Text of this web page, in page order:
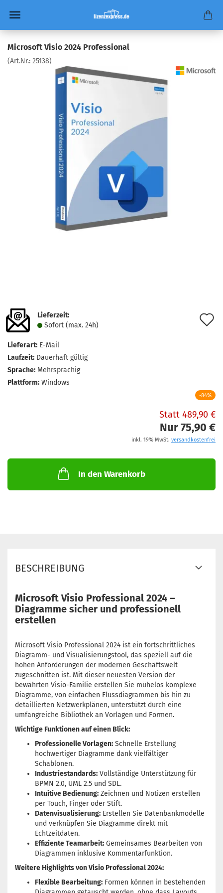
Microsoft Visio 2024 Professional
(Art.Nr.: 25138)
Lieferzeit:
Sofort (max. 24h)
Lieferart: E-Mail
Laufzeit: Dauerhaft gültig
Sprache: Mehrsprachig
Plattform: Windows
-84%
Statt 489,90 €
Nur 75,90 €
inkl. 19% MwSt. versandkostenfrei
In den Warenkorb
BESCHREIBUNG
Microsoft Visio Professional 2024 –
Diagramme sicher und professionell
erstellen
Microsoft Visio Professional 2024 ist ein fortschrittliches
Diagramm- und Visualisierungstool, das speziell auf die
hohen Anforderungen der modernen Geschäftswelt
zugeschnitten ist. Mit dieser neuesten Version der
bewährten Visio-Familie erstellen Sie mühelos komplexe
Diagramme, von einfachen Flussdiagrammen bis hin zu
detaillierten Netzwerkplänen, unterstützt durch eine
umfangreiche Bibliothek an Vorlagen und Formen.
Wichtige Funktionen auf einen Blick:
Professionelle Vorlagen: Schnelle Erstellung
hochwertiger Diagramme dank vielfältiger
Schablonen.
Industriestandards: Vollständige Unterstützung für
BPMN 2.0, UML 2.5 und SDL.
Intuitive Bedienung: Zeichnen und Notizen erstellen
per Touch, Finger oder Stift.
Datenvisualisierung: Erstellen Sie Datenbankmodelle
und verknüpfen Sie Diagramme direkt mit
Echtzeitdaten.
Effiziente Teamarbeit: Gemeinsames Bearbeiten von
Diagrammen inklusive Kommentarfunktion.
Weitere Highlights von Visio Professional 2024:
Flexible Bearbeitung: Formen können in bestehenden